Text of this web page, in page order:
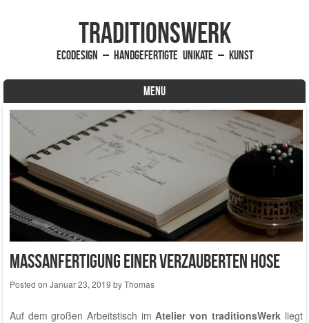
traditionsWerk
EcoDesign – handgefertigte Unikate – Kunst
MENU
Skip to content
Maßanfertigung einer verzauberten Hose
Posted on Januar 23, 2019 byThomas
Auf dem großen Arbeitstisch im Atelier von traditionsWerk liegt